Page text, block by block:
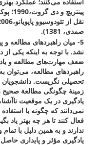
صمدی، 1381).
5- میان راهبردهای مطالعه
نشد. با توجه به اینکه یکی
ضعف مهارت‌‌های مطالعه و
راهبردهای مطالعه،
تحصیلی نگریست.
زمینۀ چگونگی مطالعة صحیح
یادگیری در یک موقعیت
نمی‌دانند که چگونه با
فعال کنند تا هر چه بهتر یاد
ندارند و به همین دلیل با
یادگیری مؤثر و پایداری